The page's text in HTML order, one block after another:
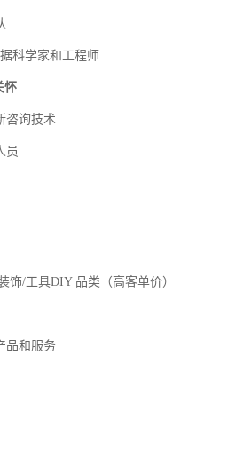
科学家和工程师
怀
咨询技术
员
饰/工具DIY 品类（高客单价）
品和服务